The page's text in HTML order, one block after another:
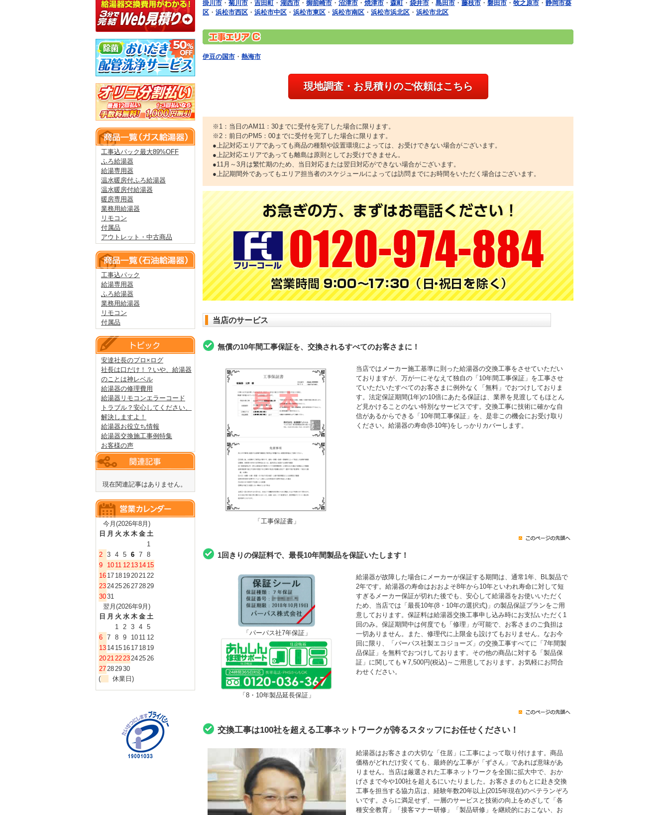
掛川市 ・ 菊川市 ・ 吉田町・ 湖西市 ・ 御前崎市 ・ 沼津市 ・ 焼津市 ・ 森町・ 袋井市 ・ 島田市 ・ 藤枝市 ・ 磐田市 ・ 牧之原市 ・ 静岡市葵
区 ・ 浜松市西区 ・ 浜松市中区 ・ 浜松市東区 ・ 浜松市南区 ・ 浜松市浜北区 ・ 浜松市北区
伊豆の国市 ・ 熱海市
現地調査・お見積りのご依頼はこちら
※1：当日のAM11：30までに受付を完了した場合に限ります。
※2：前日のPM5：00までに受付を完了した場合に限ります。
●上記対応エリアであっても商品の種類や設置環境によっては、お受けできない場合がございます。
●上記対応エリアであっても離島は原則としてお受けできません。
●11月～3月は繁忙期のため、当日対応または翌日対応ができない場合がございます。
●上記期間外であってもエリア担当者のスケジュールによっては訪問までにお時間をいただく場合はございます。
当店のサービス
無償の10年間工事保証を、交換されるすべてのお客さまに！
「工事保証書」
当店ではメーカー施工基準に則った給湯器の交換工事をさせていただい
ておりますが、万が一にそなえて独自の「10年間工事保証」を工事させ
ていただいたすべてのお客さまに例外なく「無料」でおつけしておりま
す。法定保証期間(1年)の10倍にあたる保証は、業界を見渡してもほとん
ど見かけることのない特別なサービスです。交換工事に技術に確かな自
信があるからできる「10年間工事保証」を、是非この機会にお受け取り
ください。給湯器の寿命(8-10年)をしっかりカバーします。
1回きりの保証料で、最長10年間製品を保証いたします！
「パーパス社7年保証」
「8・10年製品延長保証」
給湯器が故障した場合にメーカーが保証する期間は、通常1年、BL製品で
2年です。給湯器の寿命はおおよそ8年から10年といわれ寿命に対して短
すぎるメーカー保証が切れた後でも、安心して給湯器をお使いいただく
ため、当店では「最長10年(8・10年の選択式)」の製品保証プランをご用
意しております。保証料は給湯器交換工事申し込み時にお支払いただく1
回のみ。保証期間中は何度でも「修理」が可能で、お客さまのご負担は
一切ありません。また、修理代に上限金も設けてもおりません。なお今
回に限り、「パーパス社製エコジョーズ」の交換工事すべてに「7年間製
品保証」を無料でおつけしております。その他の商品に対する「製品保
証」に関しても￥7,500円(税込)～ご用意しております。お気軽にお問合
わせください。
交換工事は100社を超える工事ネットワークが誇るスタッフにお任せください！
給湯器はお客さまの大切な「住居」に工事によって取り付けます。商品
価格がどれだけ安くても、最終的な工事が「ずさん」であれば意味があ
りません。当店は厳選された工事ネットワークを全国に拡大中で、おか
げさまで今や100社を超えるにいたりました。お客さまのもとに赴き交換
工事を担当する協力店は、経験年数20年以上(2015年現在)のベテランぞろ
いです。さらに満足せず、一層のサービスと技術の向上をめざして「各
種安全教育」「接客マナー研修」「製品研修」を継続的におこない、お
工事込パック最大89%OFF
ふろ給湯器
給湯専用器
温水暖房付ふろ給湯器
温水暖房付給湯器
暖房専用器
業務用給湯器
リモコン
付属品
アウトレット・中古商品
工事込パック
給湯専用器
ふろ給湯器
業務用給湯器
リモコン
付属品
安達社長のプロ×ログ
社長は口だけ！？いや、給湯器
のことは神レベル
給湯器の修理費用
給湯器リモコンエラーコード
トラブル？安心してください、
解決しますよ！
給湯器お役立ち情報
給湯器交換施工事例特集
お客様の声
現在関連記事はありません。
今月(2026年8月)
日 月 火 水 木 金 土
1
2 3 4 5 6 7 8
9
10 11 12 13 14 15
16 17 18 19202122
23242526272829
3031
翌月(2026年9月)
日 月 火 水 木 金 土
1 2 3 4 5
6 7 8 9 10 11 12
13 14 15 16 17 18 19
20212223242526
27282930
(
休業日)